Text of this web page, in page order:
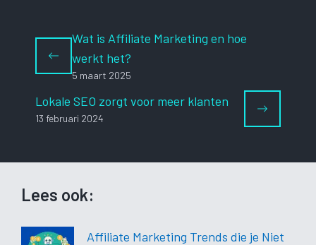
Wat is Affiliate Marketing en hoe
werkt het?
5 maart 2025
Lokale SEO zorgt voor meer klanten
13 februari 2024
Lees ook:
Affiliate Marketing Trends die je Niet